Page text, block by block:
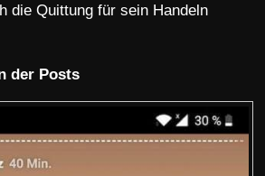
die Quittung für sein Handeln
der Posts